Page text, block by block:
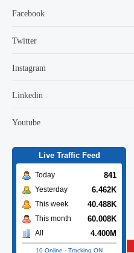
Facebook
Twitter
Instagram
Linkedin
Youtube
Live Traffic Feed
Today 841
Yesterday 6.462K
This week 40.488K
This month 60.008K
All 4.400M
10 Online - Tracking ON